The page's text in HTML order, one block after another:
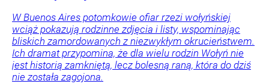
W Buenos Aires potomkowie ofiar rzezi wołyńskiej
wciąż pokazują rodzinne zdjęcia i listy, wspominając
bliskich zamordowanych z niezwykłym okrucieństwem.
Ich dramat przypomina, że dla wielu rodzin Wołyń nie
jest historią zamkniętą, lecz bolesną raną, która do dziś
nie została zagojona.